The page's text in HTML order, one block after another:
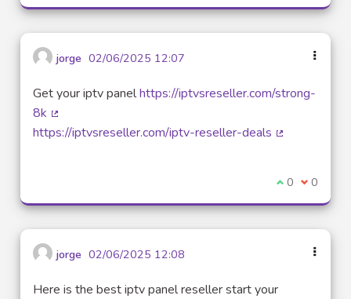
jorge 02/06/2025 12:07
Get your iptv panelhttps://iptvsreseller.com/strong-
8k
(Lien externe)
https://iptvsreseller.com/iptv-reseller-deals
Je suis
0 Je ne
0
jorge 02/06/2025 12:08
Here is the best iptv panel reseller start your